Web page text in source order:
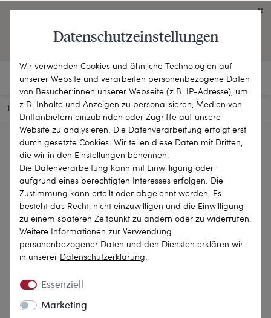
OPEN ENGLISH WEBSITE
HOME SCHMUCKSTÜCKE OHRRINGE 25-1702
Datenschutzeinstellungen
Wir verwenden Cookies und ähnliche Technologien auf
unserer Website und verarbeiten personenbezogene Daten
von Besucher:innen unserer Webseite (z.B. IP-Adresse), um
z.B. Inhalte und Anzeigen zu personalisieren, Medien von
Drittanbietern einzubinden oder Zugriffe auf unsere
Website zu analysieren. Die Datenverarbeitung erfolgt erst
durch gesetzte Cookies. Wir teilen diese Daten mit Dritten,
die wir in den Einstellungen benennen.
Die Datenverarbeitung kann mit Einwilligung oder
aufgrund eines berechtigten Interesses erfolgen. Die
Zustimmung kann erteilt oder abgelehnt werden. Es
besteht das Recht, nicht einzuwilligen und die Einwilligung
zu einem späteren Zeitpunkt zu ändern oder zu widerrufen.
Weitere Informationen zur Verwendung
personenbezogener Daten und den Diensten erklären wir
in unserer Daten­schutz­erklärung.
Essenziell
Marketing